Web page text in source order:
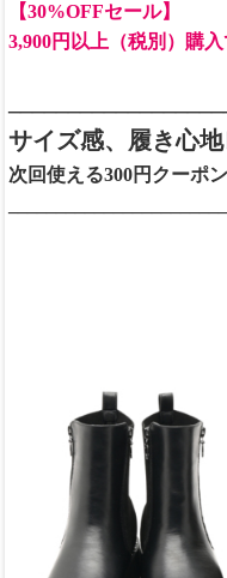
【30%OFFセール】
3,900円以上（税別）購入
サイズ感、履き心
次回使える300円クーポ